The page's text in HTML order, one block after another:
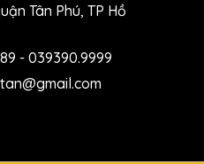
Tân Phú, TP Hồ
- 039390.9999